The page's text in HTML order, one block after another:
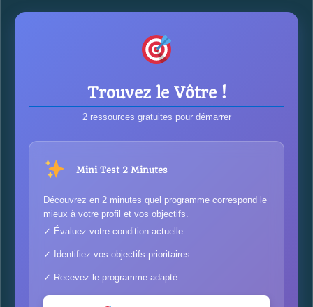
Trouvez le Vôtre !
2 ressources gratuites pour démarrer
Mini Test 2 Minutes
Découvrez en 2 minutes quel programme correspond le
mieux à votre profil et vos objectifs.
✓ Évaluez votre condition actuelle
✓ Identifiez vos objectifs prioritaires
✓ Recevez le programme adapté